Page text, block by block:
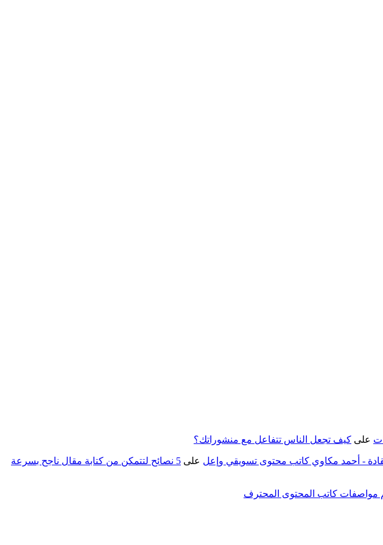
على كيف تجعل الناس تتفاعل مع منشوراتك؟
على
5 نصائح لتتمكن من كتابة مقال ناجح بسرعة